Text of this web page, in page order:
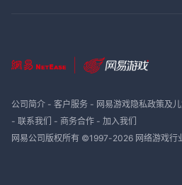
公司简介- 客户服务- 网易游戏隐私政策及
- 联系我们 - 商务合作- 加入我们
网易公司版权所有 ©1997-2026 网络游戏行